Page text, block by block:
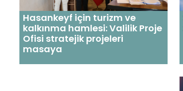
Hasankeyf için turizm ve
kalkınma hamlesi: Valilik Proje
Ofisi stratejik projeleri
masaya